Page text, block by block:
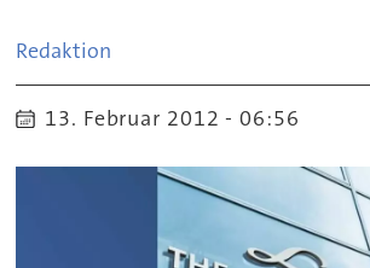
Redaktion
13. Februar 2012 - 06:56